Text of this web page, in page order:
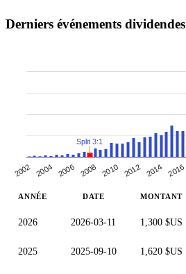
Derniers événements dividendes
2002 2004 2006 2008 2010 2012 2014 2016
Split 3:1
ANNÉE DATE MONTANT
2026 2026-03-11 1,300 $US
2025 2025-09-10 1,620 $US